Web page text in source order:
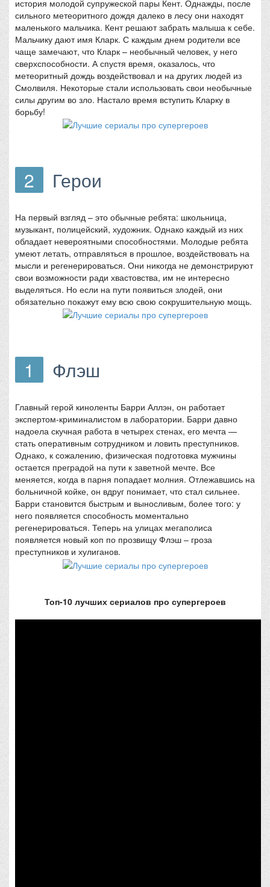
история молодой супружеской пары Кент. Однажды, после
сильного метеоритного дождя далеко в лесу они находят
маленького мальчика. Кент решают забрать малыша к себе.
Мальчику дают имя Кларк. С каждым днем родители все
чаще замечают, что Кларк – необычный человек, у него
сверхспособности. А спустя время, оказалось, что
метеоритный дождь воздействовал и на других людей из
Смолвиля. Некоторые стали использовать свои необычные
силы другим во зло. Настало время вступить Кларку в
борьбу!
2 Герои
На первый взгляд – это обычные ребята: школьница,
музыкант, полицейский, художник. Однако каждый из них
обладает невероятными способностями. Молодые ребята
умеют летать, отправляться в прошлое, воздействовать на
мысли и регенерироваться. Они никогда не демонстрируют
свои возможности ради хвастовства, им не интересно
выделяться. Но если на пути появиться злодей, они
обязательно покажут ему всю свою сокрушительную мощь.
1 Флэш
Главный герой киноленты Барри Аллэн, он работает
экспертом-криминалистом в лаборатории. Барри давно
надоела скучная работа в четырех стенах, его мечта —
стать оперативным сотрудником и ловить преступников.
Однако, к сожалению, физическая подготовка мужчины
остается преградой на пути к заветной мечте. Все
меняется, когда в парня попадает молния. Отлежавшись на
больничной койке, он вдруг понимает, что стал сильнее.
Барри становится быстрым и выносливым, более того: у
него появляется способность моментально
регенерироваться. Теперь на улицах мегаполиса
появляется новый коп по прозвищу Флэш – гроза
преступников и хулиганов.
Топ-10 лучших сериалов про супергероев